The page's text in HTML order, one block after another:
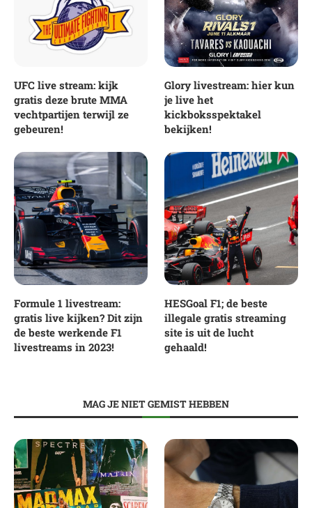
UFC live stream: kijk
gratis deze brute MMA
vechtpartijen terwijl ze
gebeuren!
Glory livestream: hier kun
je live het
kickboksspektakel
bekijken!
Formule 1 livestream:
gratis live kijken? Dit zijn
de beste werkende F1
livestreams in 2023!
HESGoal F1; de beste
illegale gratis streaming
site is uit de lucht
gehaald!
MAG JE NIET GEMIST HEBBEN